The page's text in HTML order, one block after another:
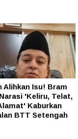
Alihkan Isu! Bram
'Keliru, Telat,
Kaburkan
BTT Setengah